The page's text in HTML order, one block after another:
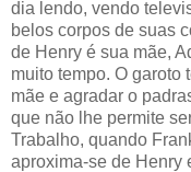
dia lendo, vendo
belos corpos de suas
de Henry é sua mãe,
muito tempo. O garoto
mãe e agradar o
que não lhe permite
Trabalho, quando
aproxima-se de Henry